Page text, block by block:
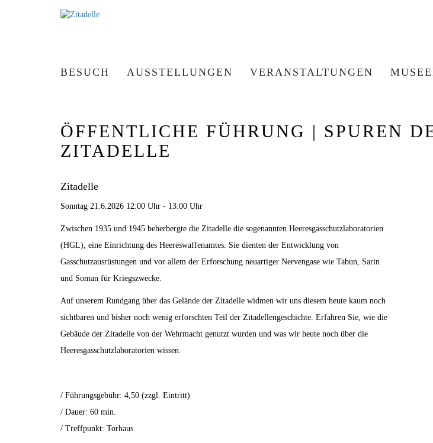
BESUCH AUSSTELLUNGEN VERANSTALTUNGEN
ÖFFENTLICHE FÜHRUNG | SPUREN
ZITADELLE
Zitadelle
Sonntag 21.6.2026 12:00 Uhr - 13:00 Uhr
Zwischen 1935 und 1945 beherbergte die Zitadelle die sogenannten Heeresgasschutzlaboratorien
(HGL), eine Einrichtung des Heereswaffenamtes. Sie dienten der Entwicklung von
Gasschutzausrüstungen und vor allem der Erforschung neuartiger Nervengase wie Tabun, Sarin
und Soman für Kriegszwecke.
Auf unserem Rundgang über das Gelände der Zitadelle widmen wir uns diesem heute kaum noch
sichtbaren und bisher noch wenig erforschten Teil der Zitadellengeschichte. Erfahren Sie, wie die
Gebäude der Zitadelle von der Wehrmacht genutzt wurden und was wir heute noch über die
Heeresgasschutzlaboratorien wissen.
/ Führungsgebühr: 4,50 (zzgl. Eintritt)
/ Dauer: 60 min.
/ Treffpunkt: Torhaus